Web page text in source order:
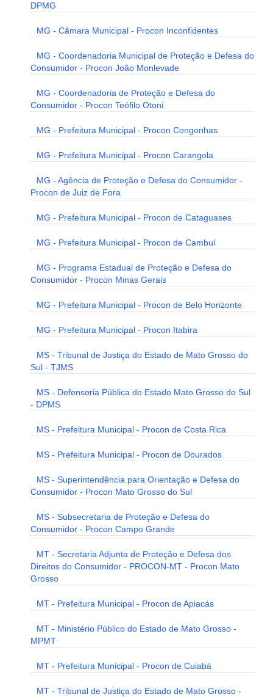
DPMG
MG - Câmara Municipal - Procon Inconfidentes
MG - Coordenadoria Municipal de Proteção e Defesa do
Consumidor - Procon João Monlevade
MG - Coordenadoria de Proteção e Defesa do
Consumidor - Procon Teófilo Otoni
MG - Prefeitura Municipal - Procon Congonhas
MG - Prefeitura Municipal - Procon Carangola
MG - Agência de Proteção e Defesa do Consumidor -
Procon de Juiz de Fora
MG - Prefeitura Municipal - Procon de Cataguases
MG - Prefeitura Municipal - Procon de Cambuí
MG - Programa Estadual de Proteção e Defesa do
Consumidor - Procon Minas Gerais
MG - Prefeitura Municipal - Procon de Belo Horizonte
MG - Prefeitura Municipal - Procon Itabira
MS - Tribunal de Justiça do Estado de Mato Grosso do
Sul - TJMS
MS - Defensoria Pública do Estado Mato Grosso do Sul
- DPMS
MS - Prefeitura Municipal - Procon de Costa Rica
MS - Prefeitura Municipal - Procon de Dourados
MS - Superintendência para Orientação e Defesa do
Consumidor - Procon Mato Grosso do Sul
MS - Subsecretaria de Proteção e Defesa do
Consumidor - Procon Campo Grande
MT - Secretaria Adjunta de Proteção e Defesa dos
Direitos do Consumidor - PROCON-MT - Procon Mato
Grosso
MT - Prefeitura Municipal - Procon de Apiacás
MT - Ministério Público do Estado de Mato Grosso -
MPMT
MT - Prefeitura Municipal - Procon de Cuiabá
MT - Tribunal de Justiça do Estado de Mato Grosso -